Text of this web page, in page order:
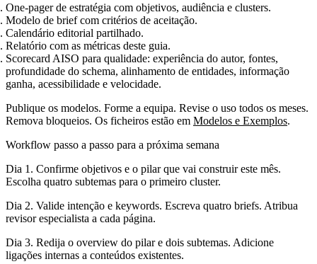
One‑pager de estratégia com objetivos, audiência e clusters.
Modelo de brief com critérios de aceitação.
Calendário editorial partilhado.
Relatório com as métricas deste guia.
Scorecard AISO para qualidade: experiência do autor, fontes,
profundidade do schema, alinhamento de entidades, informação
ganha, acessibilidade e velocidade.
Publique os modelos. Forme a equipa. Revise o uso todos os meses.
Remova bloqueios. Os ficheiros estão em Modelos e Exemplos.
Workflow passo a passo para a próxima semana
Dia 1. Confirme objetivos e o pilar que vai construir este mês.
Escolha quatro subtemas para o primeiro cluster.
Dia 2. Valide intenção e keywords. Escreva quatro briefs. Atribua
revisor especialista a cada página.
Dia 3. Redija o overview do pilar e dois subtemas. Adicione
ligações internas a conteúdos existentes.